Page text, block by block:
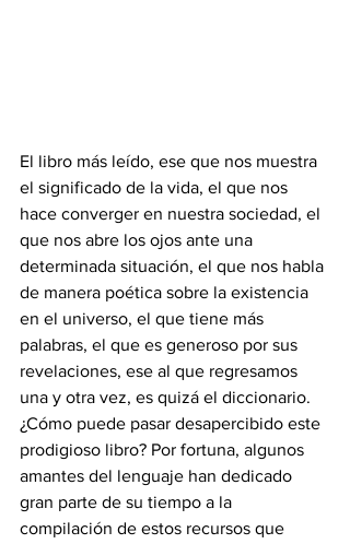
El libro más leído, ese que nos muestra
el significado de la vida, el que nos
hace converger en nuestra sociedad, el
que nos abre los ojos ante una
determinada situación, el que nos habla
de manera poética sobre la existencia
en el universo, el que tiene más
palabras, el que es generoso por sus
revelaciones, ese al que regresamos
una y otra vez, es quizá el diccionario.
¿Cómo puede pasar desapercibido este
prodigioso libro? Por fortuna, algunos
amantes del lenguaje han dedicado
gran parte de su tiempo a la
compilación de estos recursos que